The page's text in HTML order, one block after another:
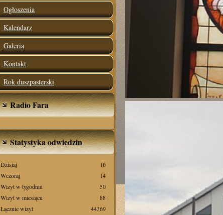
Ogłoszenia
Kalendarz
Galeria
Kontakt
Rok duszpasterski
Radio Fara
Statystyka odwiedzin
Dzisiaj
16
Wczoraj
14
Wizyt w tygodniu
50
Wizyt w miesiącu
88
Łącznie wizyt
44369